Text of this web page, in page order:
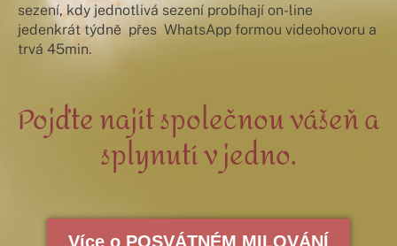
sezení, kdy jednotlivá sezení probíhají on-line
jedenkrát týdně přes WhatsApp formou videohovoru a
trvá 45min.
Pojďte najít společnou vášeň a
splynutí v jedno.
Více o POSVÁTNÉM MILOVÁNÍ